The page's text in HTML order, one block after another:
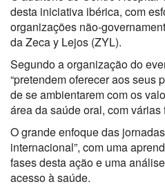
desta iniciativa ibérica, com
organizações não-
da Zeca y Lejos (ZYL).
Segundo a organização do
“pretendem oferecer aos seus
de se ambientarem com os
área da saúde oral, com várias
O grande enfoque das
internacional”, com uma
fases desta ação e uma
acesso à saúde.